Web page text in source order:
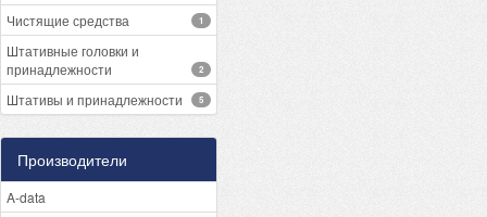
Чистящие средства 1
Штативные головки и
принадлежности
2
Штативы и принадлежности 5
Производители
A-data